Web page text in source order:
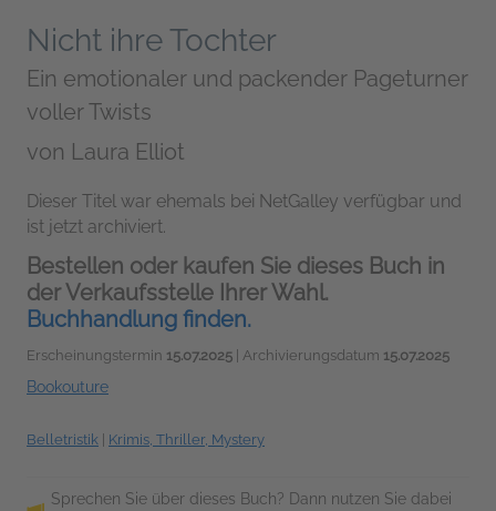
Nicht ihre Tochter
Ein emotionaler und packender Pageturner
voller Twists
von Laura Elliot
Dieser Titel war ehemals bei NetGalley verfügbar und
ist jetzt archiviert.
Bestellen oder kaufen Sie dieses Buch in
der Verkaufsstelle Ihrer Wahl.
Buchhandlung finden.
Erscheinungstermin 15.07.2025 | Archivierungsdatum 15.07.2025
Bookouture
Belletristik | Krimis, Thriller, Mystery
Sprechen Sie über dieses Buch? Dann nutzen Sie dabei